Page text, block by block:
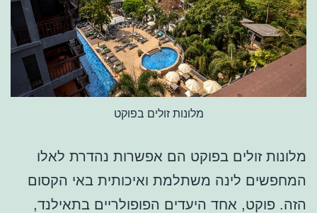
מלונות זולים בפוקט
מלונות זולים בפוקט הם אפשרות נהדרת לאלו
המחפשים לינה משתלמת ואיכותית באי הקסום
הזה. פוקט, אחד היעדים הפופולריים בתאילנד,